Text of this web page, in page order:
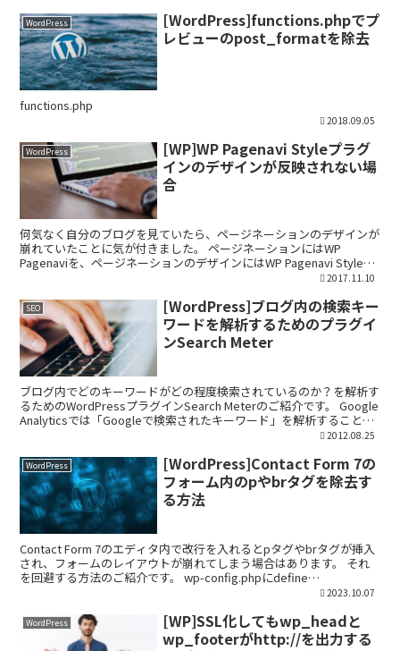
WordPress
[WordPress]functions.phpでプ
レビューのpost_formatを除去
functions.php
2018.09.05
WordPress
[WP]WP Pagenavi Styleプラグ
インのデザインが反映されない場
合
何気なく自分のブログを見ていたら、ページネーションのデザインが
崩れていたことに気が付きました。 ページネーションにはWP
Pagenaviを、ページネーションのデザインにはWP Pagenavi Styleプ
2017.11.10
SEO
[WordPress]ブログ内の検索キー
ワードを解析するためのプラグイ
ンSearch Meter
ブログ内でどのキーワードがどの程度検索されているのか？を解析す
るためのWordPressプラグインSearch Meterのご紹介です。 Google
Analyticsでは「Googleで検索されたキーワード」を解析することは
2012.08.25
WordPress
[WordPress]Contact Form 7の
フォーム内のpやbrタグを除去す
る方法
Contact Form 7のエディタ内で改行を入れるとpタグやbrタグが挿入
され、フォームのレイアウトが崩れてしまう場合はあります。 それ
を回避する方法のご紹介です。 wp-config.phpにdefine
2023.10.07
WordPress
[WP]SSL化してもwp_headと
wp_footerがhttp://を出力する